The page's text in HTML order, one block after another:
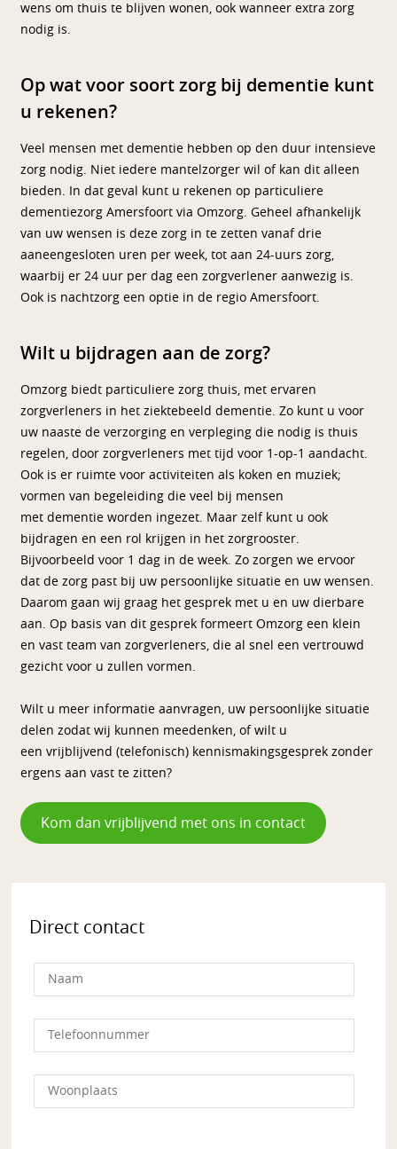
Direct contact
wens om thuis te blijven wonen, ook wanneer extra zorg
nodig is.
Op wat voor soort zorg bij dementie kunt
u rekenen?
Veel mensen met dementie hebben op den duur intensieve
zorg nodig. Niet iedere mantelzorger wil of kan dit alleen
bieden. In dat geval kunt u rekenen op particuliere
dementiezorg Amersfoort via Omzorg. Geheel afhankelijk
van uw wensen is deze zorg in te zetten vanaf drie
aaneengesloten uren per week, tot aan 24-uurs zorg,
waarbij er 24 uur per dag een zorgverlener aanwezig is.
Ook is nachtzorg een optie in de regio Amersfoort.
Wilt u bijdragen aan de zorg?
Omzorg biedt particuliere zorg thuis, met ervaren
zorgverleners in het ziektebeeld dementie. Zo kunt u voor
uw naaste de verzorging en verpleging die nodig is thuis
regelen, door zorgverleners met tijd voor 1-op-1 aandacht.
Ook is er ruimte voor activiteiten als koken en muziek;
vormen van begeleiding die veel bij mensen
met dementie worden ingezet. Maar zelf kunt u ook
bijdragen en een rol krijgen in het zorgrooster.
Bijvoorbeeld voor 1 dag in de week. Zo zorgen we ervoor
dat de zorg past bij uw persoonlijke situatie en uw wensen.
Daarom gaan wij graag het gesprek met u en uw dierbare
aan. Op basis van dit gesprek formeert Omzorg een klein
en vast team van zorgverleners, die al snel een vertrouwd
gezicht voor u zullen vormen.
Wilt u meer informatie aanvragen, uw persoonlijke situatie
delen zodat wij kunnen meedenken, of wilt u
een vrijblijvend (telefonisch) kennismakingsgesprek zonder
ergens aan vast te zitten?
Kom dan vrijblijvend met ons in contact